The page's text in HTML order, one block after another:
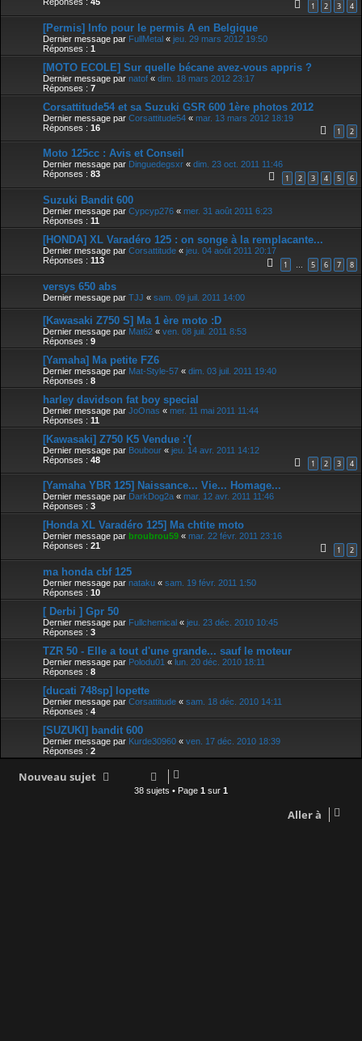
1 2 3 4
[Permis] Info pour le permis A en Belgique
Dernier message par FullMetal « jeu. 29 mars 2012 19:50
Réponses : 1
[MOTO ECOLE] Sur quelle bécane avez-vous appris ?
Dernier message par natof « dim. 18 mars 2012 23:17
Réponses : 7
Corsattitude54 et sa Suzuki GSR 600 1ère photos 2012
Dernier message par Corsattitude54 « mar. 13 mars 2012 18:19
Réponses : 16 1 2
Moto 125cc : Avis et Conseil
Dernier message par Dinguedegsxr « dim. 23 oct. 2011 11:46
Réponses : 83 1 2 3 4 5 6
Suzuki Bandit 600
Dernier message par Cypcyp276 « mer. 31 août 2011 6:23
Réponses : 11
[HONDA] XL Varadéro 125 : on songe à la remplacante...
Dernier message par Corsattitude « jeu. 04 août 2011 20:17
Réponses : 113 1 5 6 7 8
versys 650 abs
Dernier message par TJJ « sam. 09 juil. 2011 14:00
[Kawasaki Z750 S] Ma 1 ère moto :D
Dernier message par Mat62 « ven. 08 juil. 2011 8:53
Réponses : 9
[Yamaha] Ma petite FZ6
Dernier message par Mat-Style-57 « dim. 03 juil. 2011 19:40
Réponses : 8
harley davidson fat boy special
Dernier message par JoOnas « mer. 11 mai 2011 11:44
Réponses : 11
[Kawasaki] Z750 K5 Vendue :'(
Dernier message par Boubour « jeu. 14 avr. 2011 14:12
Réponses : 48 1 2 3 4
[Yamaha YBR 125] Naissance... Vie... Homage...
Dernier message par DarkDog2a « mar. 12 avr. 2011 11:46
Réponses : 3
[Honda XL Varadéro 125] Ma chtite moto
Dernier message par broubrou59 « mar. 22 févr. 2011 23:16
Réponses : 21 1 2
ma honda cbf 125
Dernier message par nataku « sam. 19 févr. 2011 1:50
Réponses : 10
[ Derbi ] Gpr 50
Dernier message par Fullchemical « jeu. 23 déc. 2010 10:45
Réponses : 3
TZR 50 - Elle a tout d'une grande... sauf le moteur
Dernier message par Polodu01 « lun. 20 déc. 2010 18:11
Réponses : 8
[ducati 748sp] lopette
Dernier message par Corsattitude « sam. 18 déc. 2010 14:11
Réponses : 4
[SUZUKI] bandit 600
Dernier message par Kurde30960 « ven. 17 déc. 2010 18:39
Réponses : 2
Nouveau sujet
38 sujets • Page 1 sur 1
Aller à